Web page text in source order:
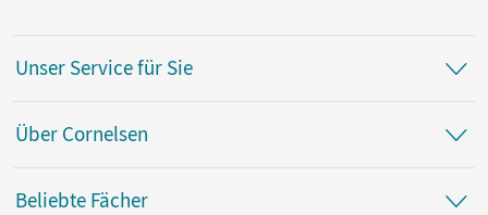
Unser Service für Sie
Über Cornelsen
Beliebte Fächer